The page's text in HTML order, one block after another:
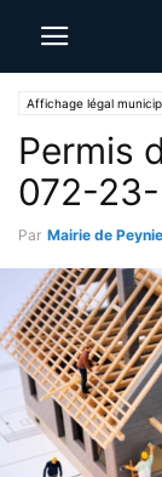
Affichage légal
Permis
072-
Par Mairie de